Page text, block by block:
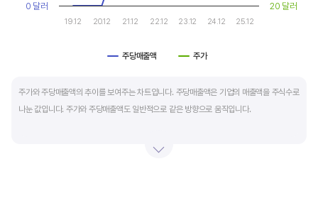
주당매출액 주가
19.12 20.12 21.12 22.12 23.12 24.12 25.12
0 달러 20 달러
주가와 주당매출액의 추이를 보여주는 차트입니다. 주당매출액은 기업의 매출액을 주식수로
나눈 값입니다. 주가와 주당매출액도 일반적으로 같은 방향으로 움직입니다.